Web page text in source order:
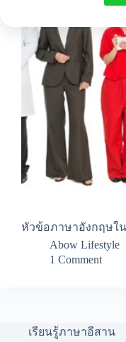
หัวข้อภาษาอังกฤษใ
Abow Lifestyle
1 Comment
เรียนรู้ภาษาอีสาน